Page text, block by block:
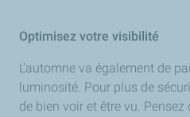
Optimisez votre visibilité
L’automne va également de
luminosité. Pour plus de
de bien voir et être vu.